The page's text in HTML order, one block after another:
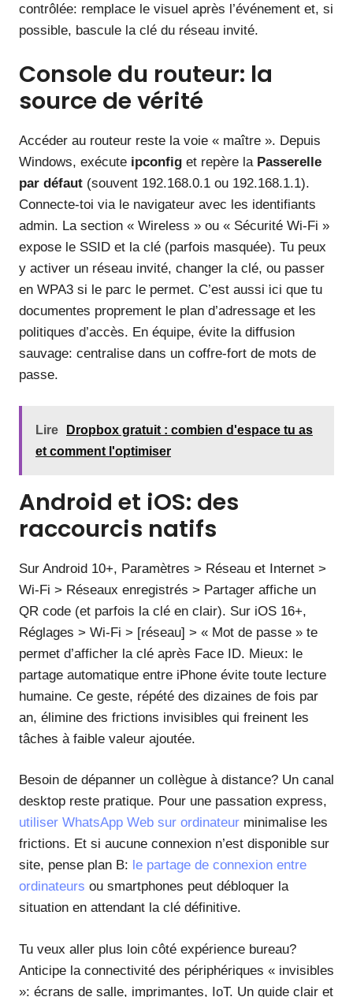
contrôlée: remplace le visuel après l’événement et, si
possible, bascule la clé du réseau invité.
Console du routeur: la
source de vérité
Accéder au routeur reste la voie « maître ». Depuis
Windows, exécute ipconfig et repère la Passerelle
par défaut (souvent 192.168.0.1 ou 192.168.1.1).
Connecte-toi via le navigateur avec les identifiants
admin. La section « Wireless » ou « Sécurité Wi‑Fi »
expose le SSID et la clé (parfois masquée). Tu peux
y activer un réseau invité, changer la clé, ou passer
en WPA3 si le parc le permet. C’est aussi ici que tu
documentes proprement le plan d’adressage et les
politiques d’accès. En équipe, évite la diffusion
sauvage: centralise dans un coffre-fort de mots de
passe.
Lire
Dropbox gratuit : combien d'espace tu as
et comment l'optimiser
Android et iOS: des
raccourcis natifs
Sur Android 10+, Paramètres > Réseau et Internet >
Wi‑Fi > Réseaux enregistrés > Partager affiche un
QR code (et parfois la clé en clair). Sur iOS 16+,
Réglages > Wi‑Fi > [réseau] > « Mot de passe » te
permet d’afficher la clé après Face ID. Mieux: le
partage automatique entre iPhone évite toute lecture
humaine. Ce geste, répété des dizaines de fois par
an, élimine des frictions invisibles qui freinent les
tâches à faible valeur ajoutée.
Besoin de dépanner un collègue à distance? Un canal
desktop reste pratique. Pour une passation express,
utiliser WhatsApp Web sur ordinateur minimalise les
frictions. Et si aucune connexion n’est disponible sur
site, pense plan B: le partage de connexion entre
ordinateurs ou smartphones peut débloquer la
situation en attendant la clé définitive.
Tu veux aller plus loin côté expérience bureau?
Anticipe la connectivité des périphériques « invisibles
»: écrans de salle, imprimantes, IoT. Un guide clair et